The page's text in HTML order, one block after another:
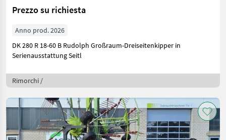
Prezzo su richiesta
Anno prod. 2026
DK 280 R 18-60 B Rudolph Großraum-Dreiseitenkipper in
Serienausstattung Seitl
Rimorchi /